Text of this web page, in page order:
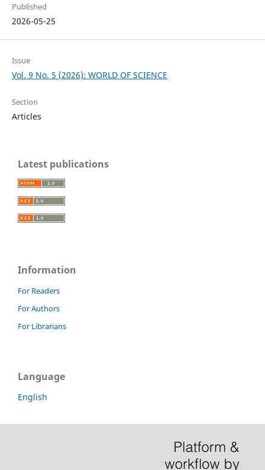
Published
2026-05-25
Issue
Vol. 9 No. 5 (2026): WORLD OF SCIENCE
Section
Articles
Latest publications
Information
For Readers
For Authors
For Librarians
Language
English